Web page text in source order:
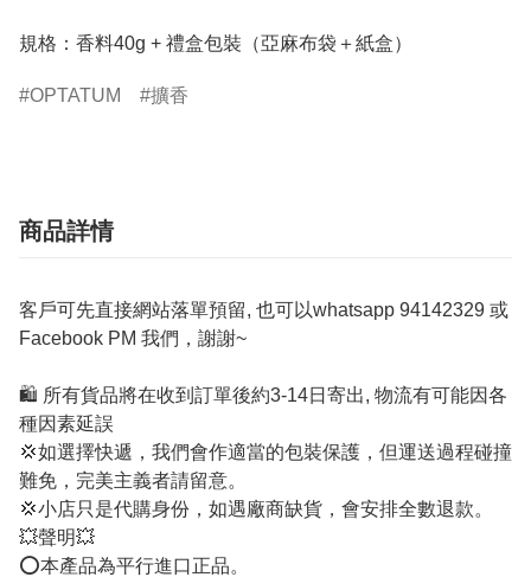
規格：香料40g + 禮盒包裝（亞麻布袋＋紙盒）
OPTATUM 擴香
商品詳情
客戶可先直接網站落單預留, 也可以whatsapp 94142329 或
Facebook PM 我們，謝謝~
🛍️ 所有貨品將在收到訂單後約3-14日寄出, 物流有可能因各
種因素延誤
💢如選擇快遞，我們會作適當的包裝保護，但運送過程碰撞
難免，完美主義者請留意。
💢小店只是代購身份，如遇廠商缺貨，會安排全數退款。
💥聲明💥
⭕️本產品為平行進口正品。